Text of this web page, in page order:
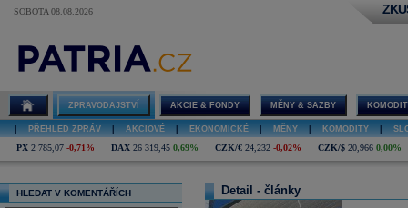
SOBOTA 08.08.2026
ZPRAVODAJSTVÍ AKCIE & FONDY MĚNY & SAZBY
PŘEHLED ZPRÁV AKCIOVÉ EKONOMICKÉ MĚNY KOMODITY
PX 2 785,07 -0,71% DAX 26 319,45 0,69% CZK/€ 24,232 -0,02% CZK/$ 20,966 0,00%
HLEDAT V KOMENTÁŘÍCH Detail - články